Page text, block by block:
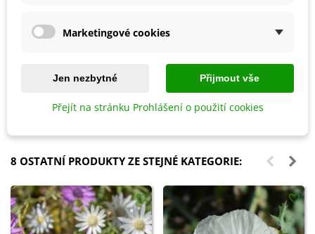
Biochar Mini start - aktivní uhlí
k rostlinám - Devrakon - 300 ml
105 Kč
Hoštické slepičince -
granulované - 2,5 kg
178 Kč
8 OSTATNÍ PRODUKTY ZE STEJNÉ KATEGORIE:
Marketingové cookies
Jen nezbytné Přijmout vše
Přejít na stránku Prohlášení o použití cookies